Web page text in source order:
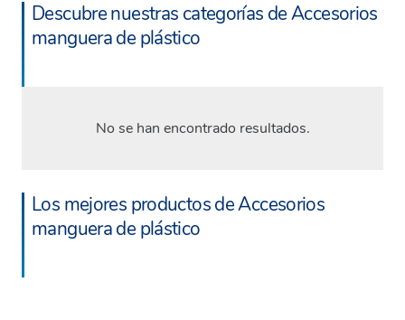
Descubre nuestras categorías de Accesorios
manguera de plástico
No se han encontrado resultados.
Los mejores productos de Accesorios
manguera de plástico